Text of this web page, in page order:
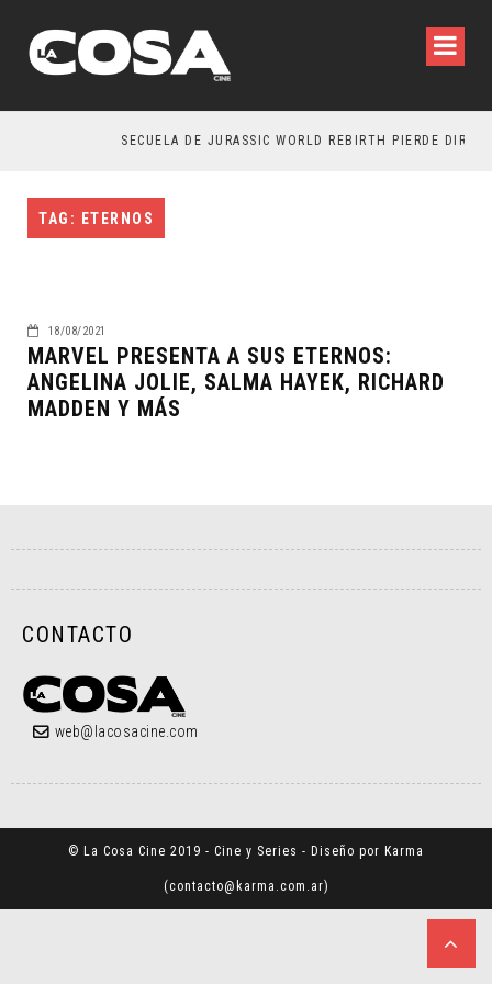
SECUELA DE JURASSIC WORLD REBIRTH PIERDE
TAG: ETERNOS
18/08/2021
MARVEL PRESENTA A SUS ETERNOS:
ANGELINA JOLIE, SALMA HAYEK, RICHARD
MADDEN Y MÁS
CONTACTO
web@lacosacine.com
© La Cosa Cine 2019 - Cine y Series - Diseño por Karma
(contacto@karma.com.ar)